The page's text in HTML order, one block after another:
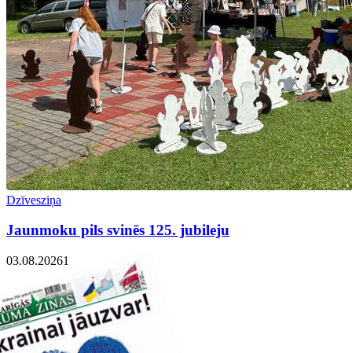
Dzīvesziņa
Jaunmoku pils svinēs 125. jubileju
03.08.20261